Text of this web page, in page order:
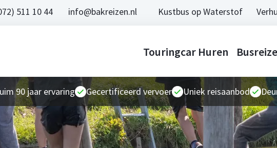
511 10 44 info@bakreizen.nl Kustbus op Waterstof
Touringcar Huren
90 jaar ervaring Gecertificeerd vervoer Uniek reisaanbod